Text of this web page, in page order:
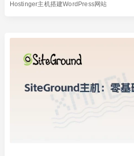
Hostinger主机搭建WordPress网站